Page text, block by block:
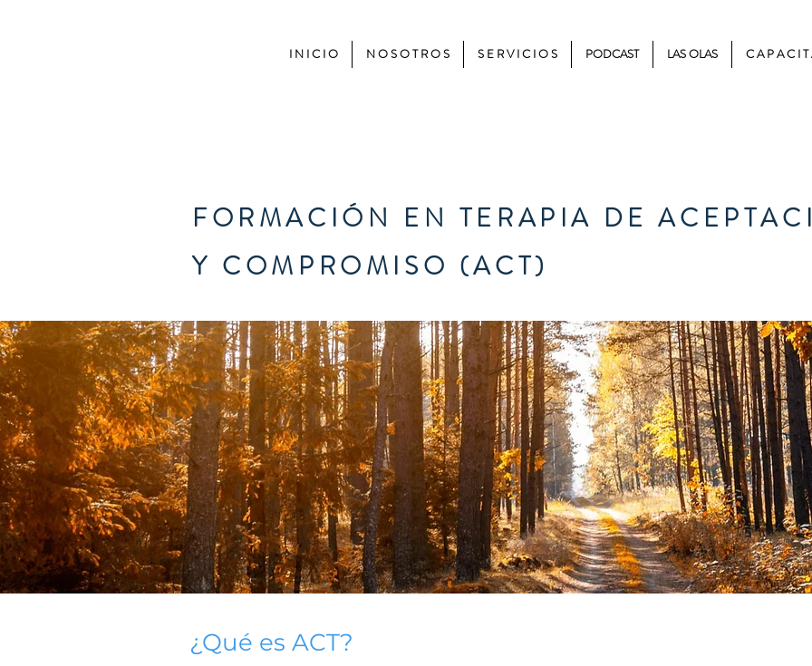
I N I C I O N O S O T R O S S E R V I C I O S PODCAST LAS OLAS C A P A C I
FORMACIÓN EN TERAPIA DE
Y COMPROMISO (ACT)
¿Qué es ACT?